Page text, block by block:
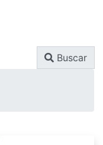
Buscar